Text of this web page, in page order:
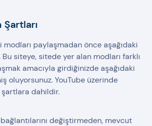
Şartları
paylaşmadan önce aşağıdaki
Bu siteye, sitede yer alan modları farklı
amacıyla girdiğinizde aşağıdaki
oluyorsunuz. YouTube üzerinde
dahildir.
değiştirmeden, mevcut